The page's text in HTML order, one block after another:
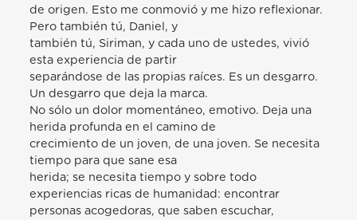
de origen. Esto me conmovió y me hizo reflexionar.
Pero también tú, Daniel, y
también tú, Siriman, y cada uno de ustedes, vivió
esta experiencia de partir
separándose de las propias raíces. Es un desgarro.
Un desgarro que deja la marca.
No sólo un dolor momentáneo, emotivo. Deja una
herida profunda en el camino de
crecimiento de un joven, de una joven. Se necesita
tiempo para que sane esa
herida; se necesita tiempo y sobre todo
experiencias ricas de humanidad: encontrar
personas acogedoras, que saben escuchar,